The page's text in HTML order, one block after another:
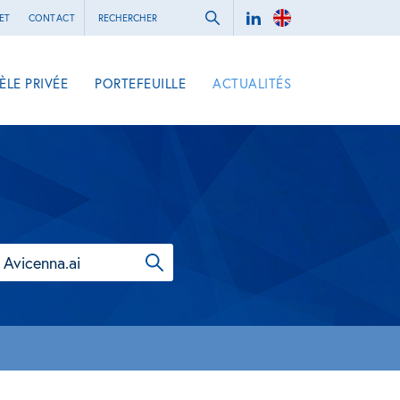
CONTACT
PRIVÉE PORTEFEUILLE ACTUALITÉS